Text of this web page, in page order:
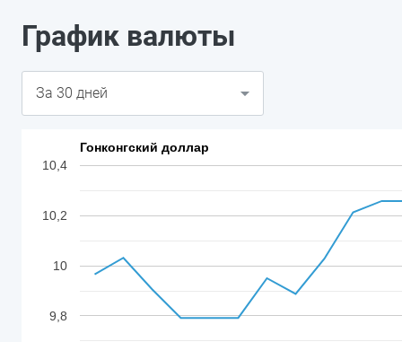
График валюты
Гонконгский доллар
9,8
10
10,2
10,4